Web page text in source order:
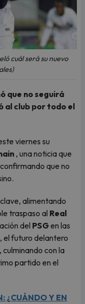
cuál será su nuevo
que no seguirá
al club por todo el
viernes su
, una noticia que
que no
alimentando
traspaso al Real
del PSGen las
, el futuro delantero
con la
partido en el
¿CUÁNDO Y EN